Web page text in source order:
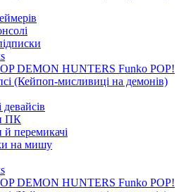
ПК
перемикачі
на мишу